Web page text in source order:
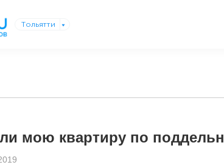
Тольятти
мою квартиру по